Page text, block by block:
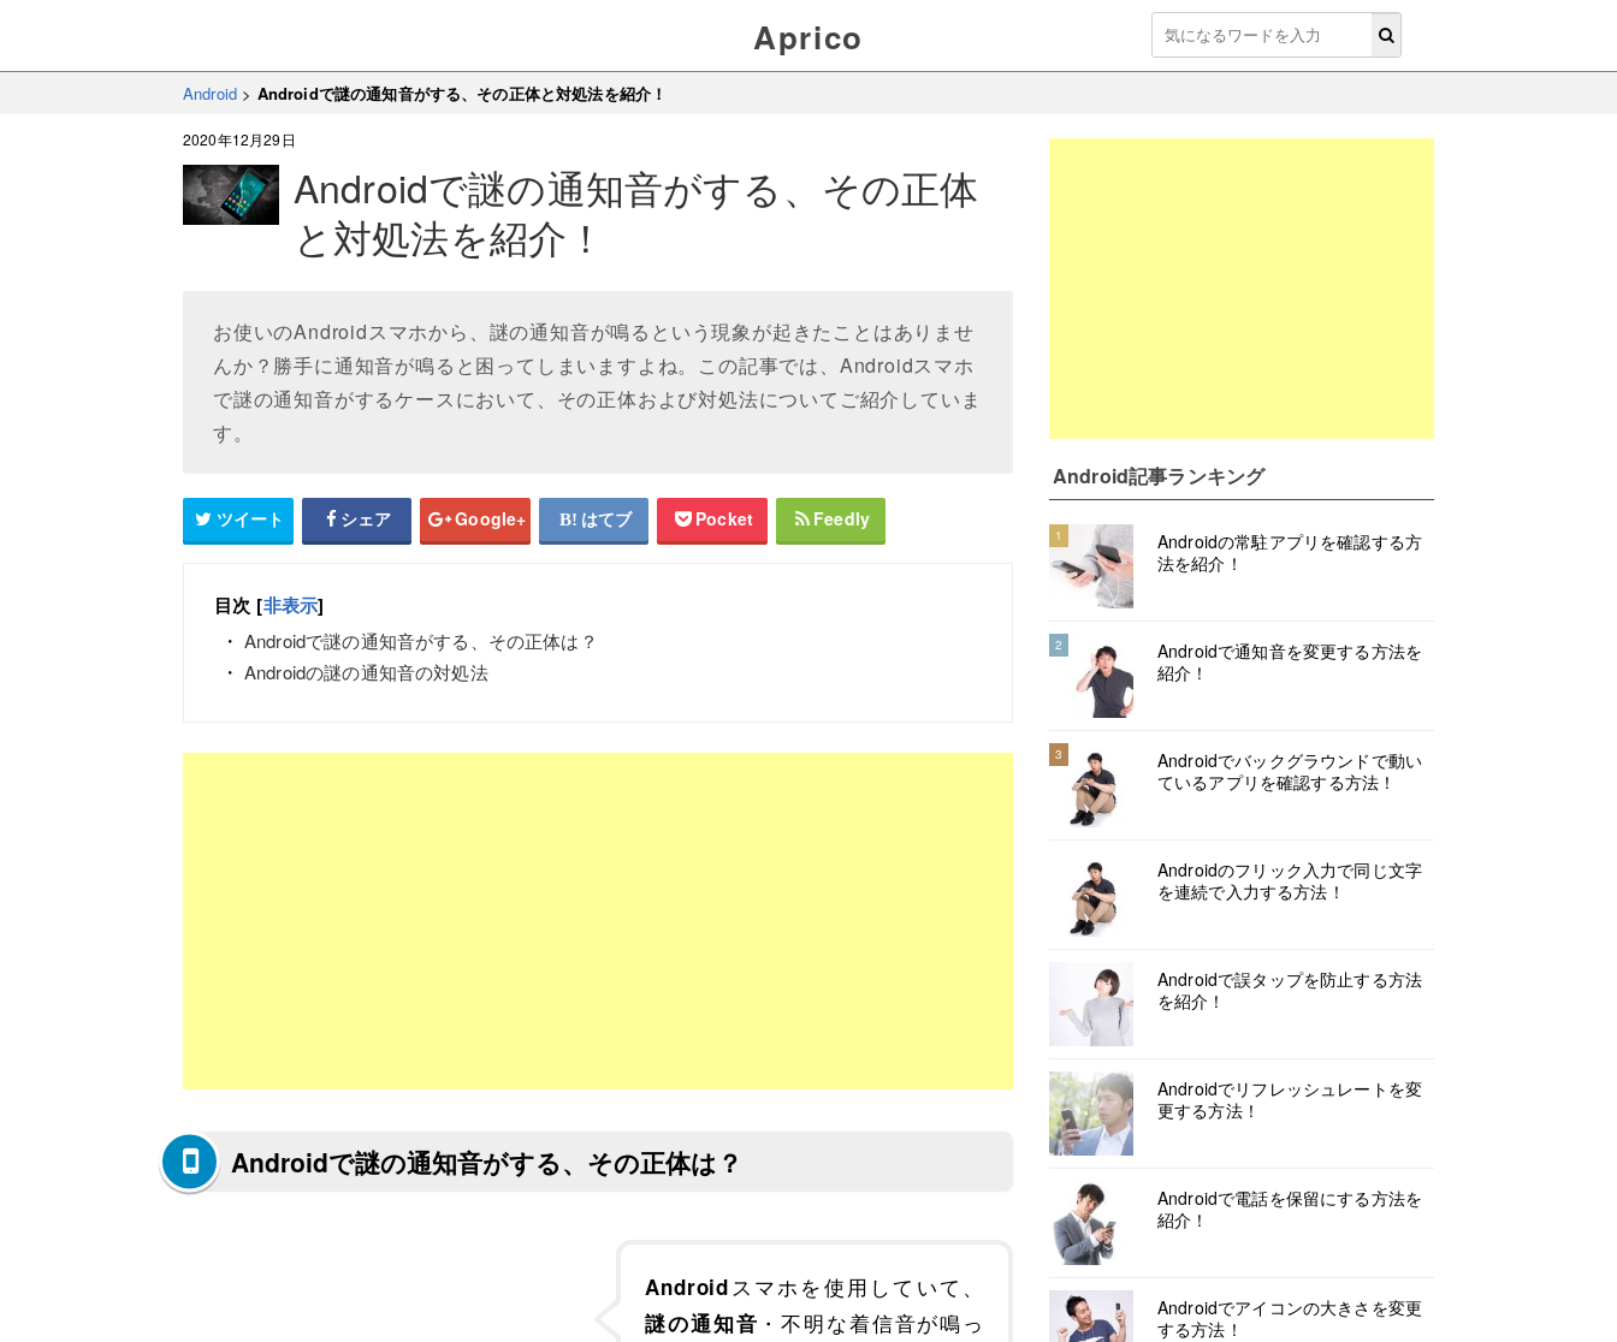
Aprico
Android > Androidで謎の通知音がする、その正体と対処法を紹介！
2020年12月29日
Androidで謎の通知音がする、その正体
と対処法を紹介！
お使いのAndroidスマホから、謎の通知音が鳴るという現象が起きたことはありませ
んか？勝手に通知音が鳴ると困ってしまいますよね。この記事では、Androidスマホ
で謎の通知音がするケースにおいて、その正体および対処法についてご紹介していま
す。
ツイート シェア Google+ はてブ Pocket Feedly
目次 [非表示]
Androidで謎の通知音がする、その正体は？
Androidの謎の通知音の対処法
Androidで謎の通知音がする、その正体は？
Androidスマホを使用していて、
謎の通知音 ・不明な着信音が鳴っ
Android記事ランキング
1
Androidの常駐アプリを確認する方
法を紹介！
2
Androidで通知音を変更する方法を
紹介！
3
Androidでバックグラウンドで動い
ているアプリを確認する方法！
Androidのフリック入力で同じ文字
を連続で入力する方法！
Androidで誤タップを防止する方法
を紹介！
Androidでリフレッシュレートを変
更する方法！
Androidで電話を保留にする方法を
紹介！
Androidでアイコンの大きさを変更
する方法！